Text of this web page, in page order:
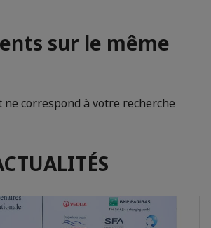
sur le même
ne correspond à votre recherche